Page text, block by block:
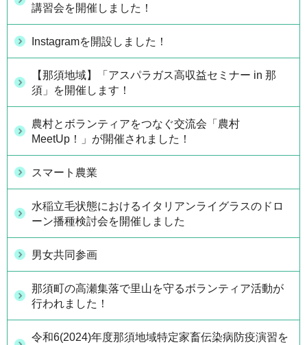
講習会を開催しました！
Instagramを開設しました！
【那須地域】「アスパラガス高収益セミナー in 那
須」を開催します！
農村とボランティアをつなぐ交流会「農村
MeetUp！」が開催されました！
スマート農業
水稲立毛状態におけるイタリアンライグラスのドロ
ーン播種検討会を開催しました
男女共同参画
那須町の高瀬集落で里山を守るボランティア活動が
行われました！
令和6(2024)年度那須地域特定家畜伝染病防疫演習を